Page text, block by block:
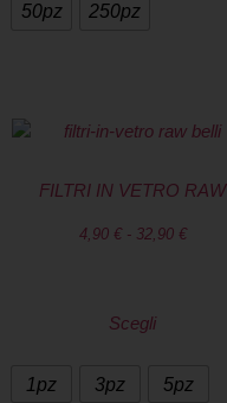
50pz 250pz
FILTRI IN VETRO RAW
4,90 € - 32,90 €
Scegli
1pz 3pz 5pz